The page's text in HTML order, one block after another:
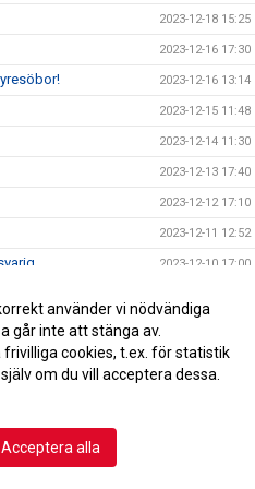
2023-12-18 15:25
2023-12-16 17:30
2023-12-16 13:14
2023-12-15 11:48
2023-12-14 11:30
2023-12-13 17:40
2023-12-12 17:10
2023-12-11 12:52
2023-12-10 17:00
Eviga Städ 2023-12-08 11:33
använder vi nödvändiga
går inte att stänga av.
frivilliga cookies, t.ex. för statistik
om du vill acceptera dessa.
Acceptera alla